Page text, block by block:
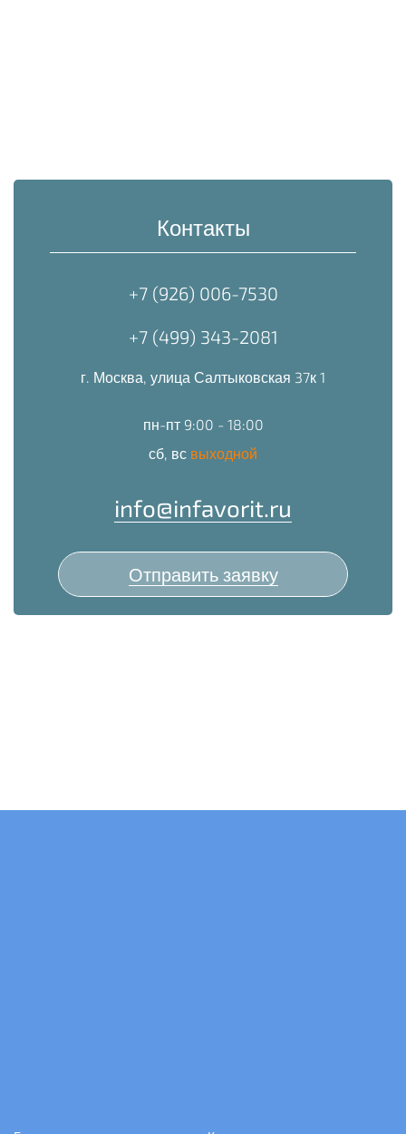
Контакты
+7 (926) 006-7530
+7 (499) 343-2081
г. Москва, улица Салтыковская 37к 1
пн-пт 9:00 - 18:00
сб, вс выходной
info@infavorit.ru
Отправить заявку